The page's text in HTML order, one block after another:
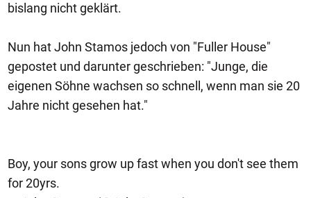
bislang nicht geklärt.
Nun hat John Stamos jedoch von "Fuller House"
gepostet und darunter geschrieben: "Junge, die
eigenen Söhne wachsen so schnell, wenn man sie 20
Jahre nicht gesehen hat."
Boy, your sons grow up fast when you don't see them
for 20yrs.